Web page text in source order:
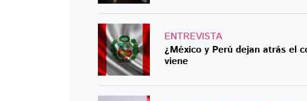
ENTREVISTA
¿México y Perú dejan atrás el
viene